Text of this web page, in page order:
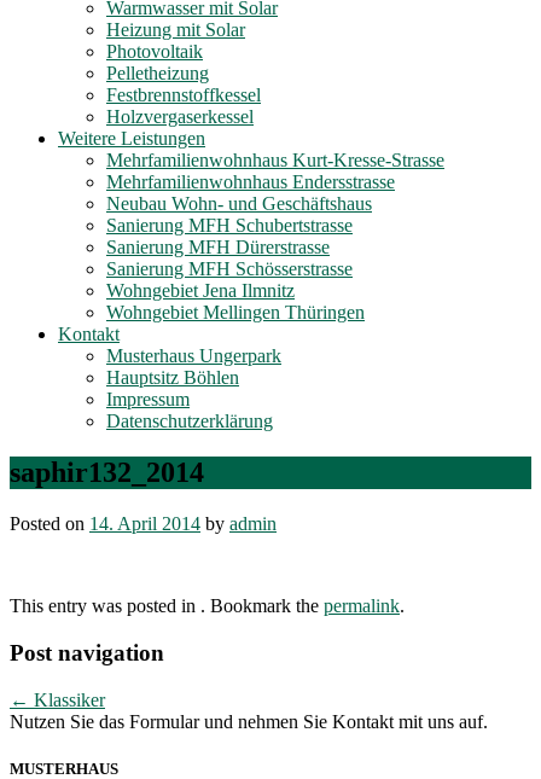
Warmwasser mit Solar
Heizung mit Solar
Photovoltaik
Pelletheizung
Festbrennstoffkessel
Holzvergaserkessel
Weitere Leistungen
Mehrfamilienwohnhaus Kurt-Kresse-Strasse
Mehrfamilienwohnhaus Endersstrasse
Neubau Wohn- und Geschäftshaus
Sanierung MFH Schubertstrasse
Sanierung MFH Dürerstrasse
Sanierung MFH Schösserstrasse
Wohngebiet Jena Ilmnitz
Wohngebiet Mellingen Thüringen
Kontakt
Musterhaus Ungerpark
Hauptsitz Böhlen
Impressum
Datenschutzerklärung
saphir132_2014
Posted on 14. April 2014 by admin
This entry was posted in . Bookmark the permalink.
Post navigation
← Klassiker
Nutzen Sie das Formular und nehmen Sie Kontakt mit uns auf.
MUSTERHAUS